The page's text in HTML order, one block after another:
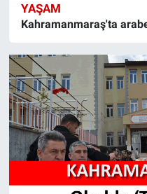
YAŞAM
Kahramanmaraş'ta